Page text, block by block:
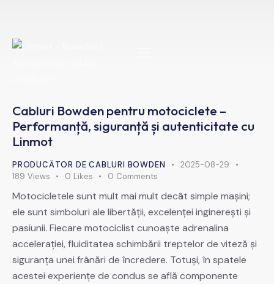
Cabluri Bowden pentru motociclete –
Performanță, siguranță și autenticitate cu
Linmot
PRODUCĂTOR DE CABLURI BOWDEN
2025-08-29
189 Views 0 Likes 0 Comments
Motocicletele sunt mult mai mult decât simple mașini;
ele sunt simboluri ale libertății, excelenței inginerești și
pasiunii. Fiecare motociclist cunoaște adrenalina
accelerației, fluiditatea schimbării treptelor de viteză și
siguranța unei frânări de încredere. Totuși, în spatele
acestei experiențe de condus se află componente